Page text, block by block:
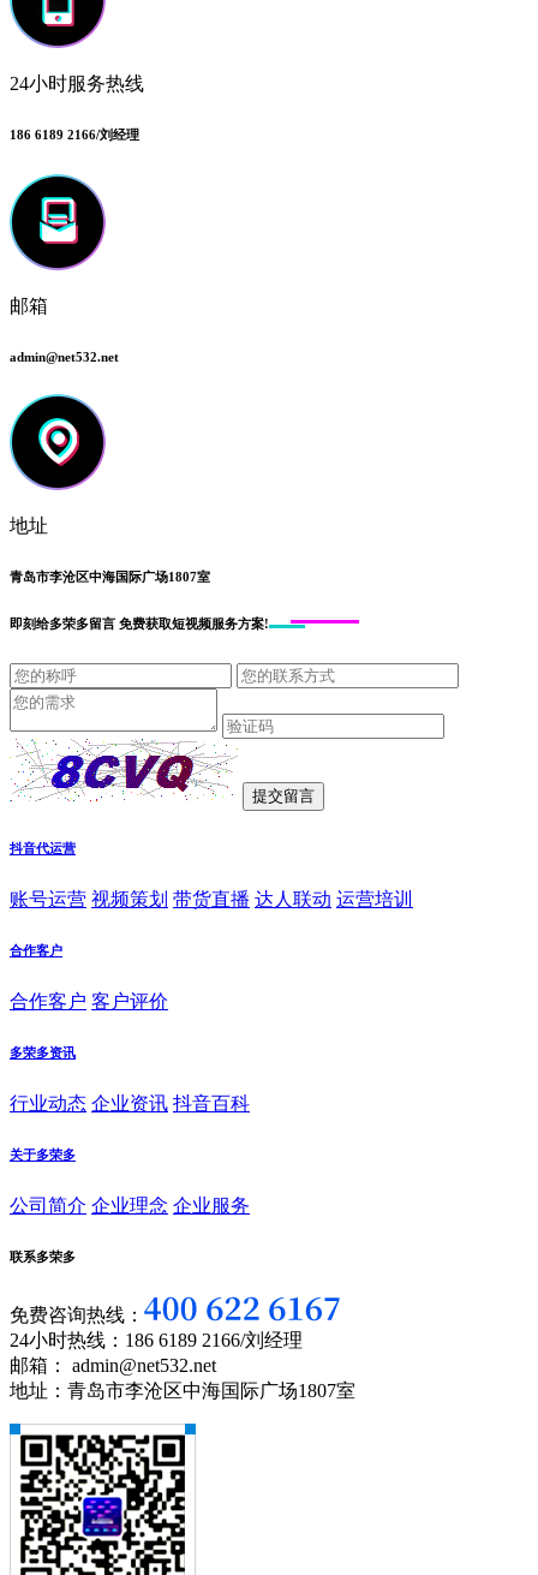
24小时服务热线
186 6189 2166/刘经理
邮箱
admin@net532.net
地址
青岛市李沧区中海国际广场1807室
即刻给多荣多留言 免费获取短视频服务方案!
抖音代运营
账号运营 视频策划 带货直播 达人联动 运营培训
合作客户
合作客户 客户评价
多荣多资讯
行业动态 企业资讯 抖音百科
关于多荣多
公司简介 企业理念 企业服务
联系多荣多
免费咨询热线：
24小时热线：186 6189 2166/刘经理
邮箱： admin@net532.net
地址：青岛市李沧区中海国际广场1807室